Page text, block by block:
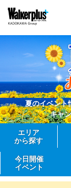
夏のイベント
キャ
エリア
から探す
今日開催
イベント